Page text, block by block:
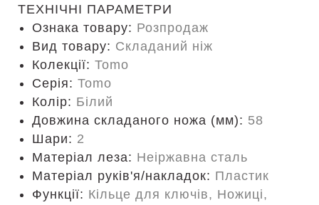
ТЕХНІЧНІ ПАРАМЕТРИ
Ознака товару: Розпродаж
Вид товару: Складаний ніж
Колекції: Tomo
Серія: Tomo
Колір: Білий
Довжина складаного ножа (мм): 58
Шари: 2
Матеріал леза: Неіржавна сталь
Матеріал руків'я/накладок: Пластик
Функції: Кільце для ключів, Ножиці,